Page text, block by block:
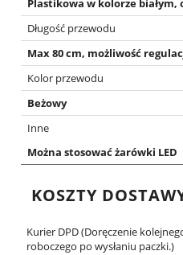
Plastikowa w kolorze białym,
Długość przewodu
Max 80 cm, możliwość
Kolor przewodu
Beżowy
Inne
Można stosować żarówki LED
KOSZTY
CENA NIE ZAWIERA
Kurier DPD(Doręczenie
roboczego po wysłaniu paczki.)